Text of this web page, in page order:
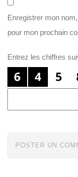
Enregistrer mon
pour mon prochain
Entrez les chiffres